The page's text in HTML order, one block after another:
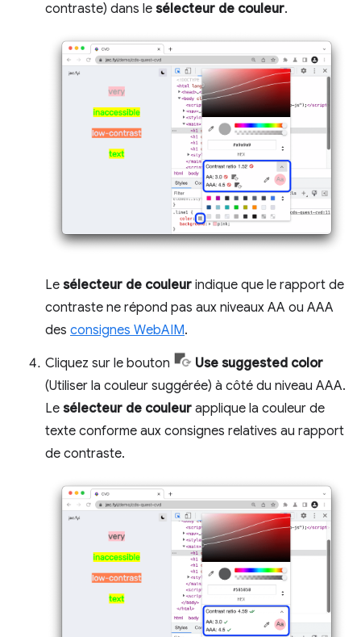
contraste) dans le sélecteur de couleur.
Le sélecteur de couleur indique que le rapport de
contraste ne répond pas aux niveaux AA ou AAA
des consignes WebAIM.
Cliquez sur le bouton
Use suggested color
(Utiliser la couleur suggérée) à côté du niveau AAA.
Le sélecteur de couleur applique la couleur de
texte conforme aux consignes relatives au rapport
de contraste.